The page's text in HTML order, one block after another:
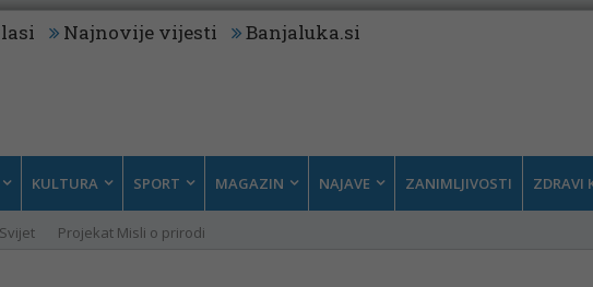
Najnovije vijesti Banjaluka.si
Svijet Projekat Misli o prirodi
KULTURA SPORT MAGAZIN NAJAVE ZANIMLJIVOSTI ZDRAVI